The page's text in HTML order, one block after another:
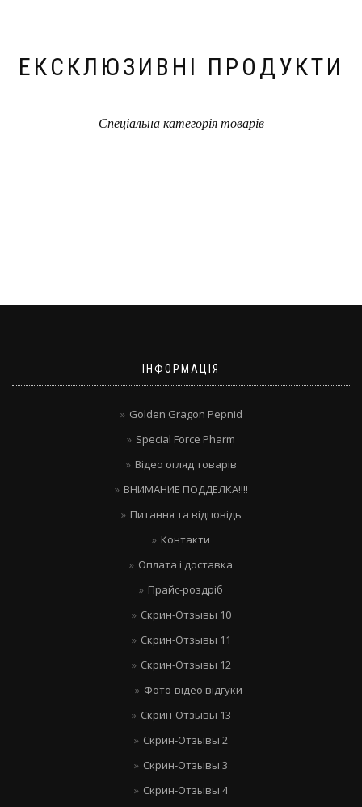
ЕКСКЛЮЗИВНІ ПРОДУКТИ
Спеціальна категорія товарів
ІНФОРМАЦІЯ
Golden Gragon Pepnid
Special Force Pharm
Відео огляд товарів
ВНИМАНИЕ ПОДДЕЛКА!!!!
Питання та відповідь
Контакти
Оплата і доставка
Прайс-роздріб
Скрин-Отзывы 10
Скрин-Отзывы 11
Скрин-Отзывы 12
Фото-відео відгуки
Скрин-Отзывы 13
Скрин-Отзывы 2
Скрин-Отзывы 3
Скрин-Отзывы 4